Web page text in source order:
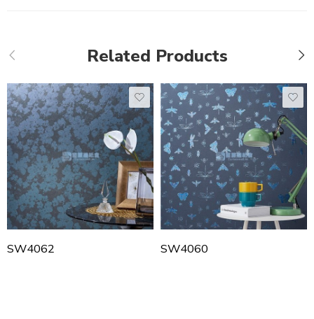
Related Products
SW4062 SW4060